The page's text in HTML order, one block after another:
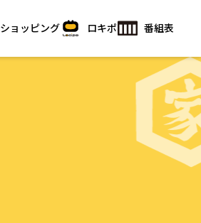
ショッピング ロキポ 番組表